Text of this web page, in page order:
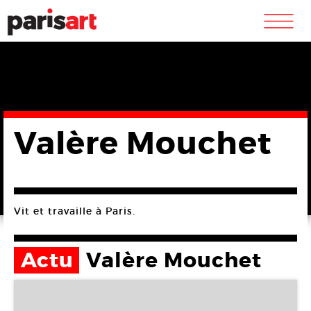
m
Valère Mouchet
Vit et travaille à Paris.
Actu Valère Mouchet